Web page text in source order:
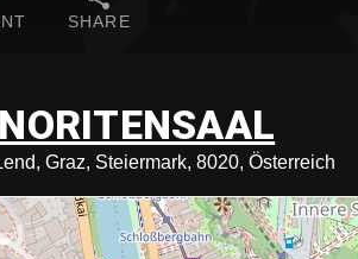
SHARE
Graz, Steiermark, 8020, Österreich